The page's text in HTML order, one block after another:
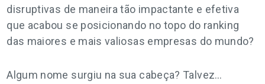
disruptivas de maneira tão impactante e efetiva
que acabou se posicionando no topo do ranking
das maiores e mais valiosas empresas do mundo?
Algum nome surgiu na sua cabeça? Talvez…